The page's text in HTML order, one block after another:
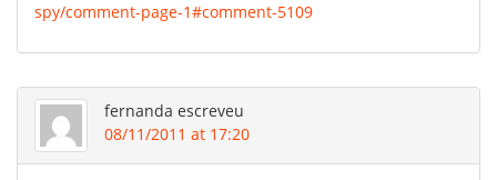
spy/comment-page-1#comment-5109
fernanda escreveu
08/11/2011 at 17:20